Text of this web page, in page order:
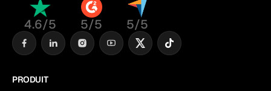
4.6/5 5/5 5/5
PRODUIT